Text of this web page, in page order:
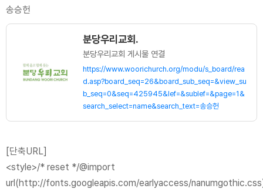
송승헌
분당우리교회.
분당우리교회 게시물 연결
https://www.woorichurch.org/modu/s_board/rea
d.asp?board_seq=26&board_sub_seq=&view_su
b_seq=0&seq=425945&lef=&sublef=&page=1&
search_select=name&search_text=송승헌
[단축URL]
<style>/* reset */@import
url(http://fonts.googleapis.com/earlyaccess/